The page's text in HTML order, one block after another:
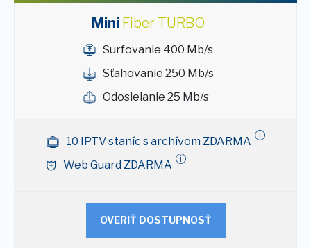
Mini Fiber TURBO
Surfovanie 400 Mb/s
Sťahovanie 250 Mb/s
Odosielanie 25 Mb/s
10 IPTV staníc s archívom ZDARMA i
Web Guard ZDARMA i
OVERIŤ DOSTUPNOSŤ